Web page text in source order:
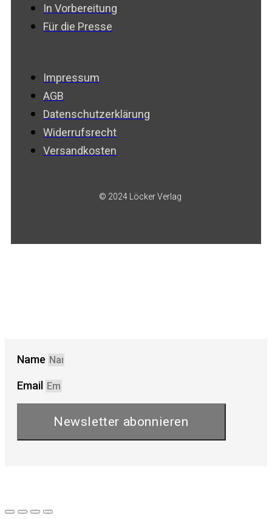
In Vorbereitung
Für die Presse
Impressum
AGB
Datenschutzerklärung
Widerrufsrecht
Versandkosten
© 2024 Löcker Verlag
Name
Email
Newsletter abonnieren